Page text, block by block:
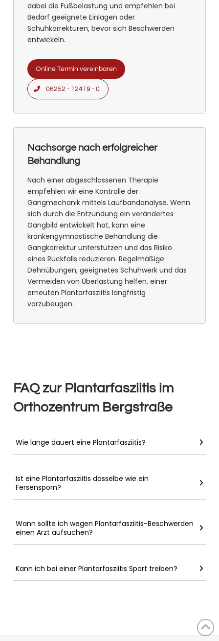
dabei die Fußbelastung und empfehlen bei
Bedarf geeignete Einlagen oder
Schuhkorrekturen, bevor sich Beschwerden
entwickeln.
Online Termin vereinbaren
06252 - 12419 - 0
Nachsorge nach erfolgreicher
Behandlung
Nach einer abgeschlossenen Therapie
empfehlen wir eine Kontrolle der
Gangmechanik mittels Laufbandanalyse. Wenn
sich durch die Entzündung ein verändertes
Gangbild entwickelt hat, kann eine
krankengymnastische Behandlung die
Gangkorrektur unterstützen und das Risiko
eines Rückfalls reduzieren. Regelmäßige
Dehnübungen, geeignetes Schuhwerk und das
Vermeiden von Überlastung helfen, einer
erneuten Plantarfasziitis langfristig
vorzubeugen.
FAQ zur Plantarfasziitis im
Orthozentrum Bergstraße
Wie lange dauert eine Plantarfasziitis?
Ist eine Plantarfasziitis dasselbe wie ein
Fersensporn?
Wann sollte ich wegen Plantarfasziitis-Beschwerden
einen Arzt aufsuchen?
Kann ich bei einer Plantarfasziitis Sport treiben?